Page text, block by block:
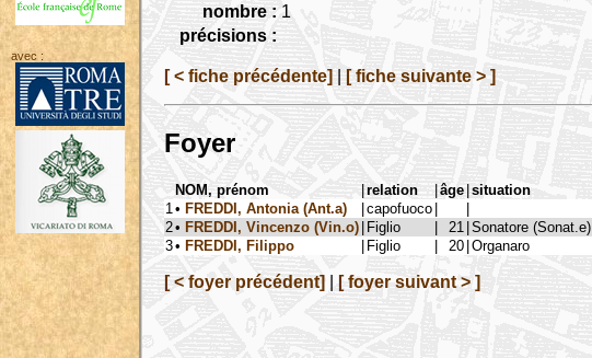
avec :
nombre : 1
précisions :
[ < fiche précédente] [ fiche suivante > ]
Foyer
NOM, prénom | relation |âge |situation
1 • FREDDI, Antonia (Ant.a) |capofuoco | |
2• FREDDI, Vincenzo (Vin.o) | Figlio | 21 |Sonatore (Sonat.e)
3• FREDDI, Filippo | Figlio | 20 |Organaro
[ < foyer précédent] [ foyer suivant > ]